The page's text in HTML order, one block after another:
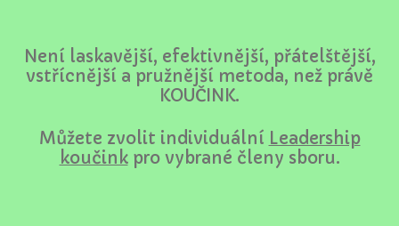
Není laskavější, efektivnější, přátelštější,
vstřícnější a pružnější metoda, než právě
KOUČINK.
Můžete zvolit individuální Leadership
koučinkpro vybrané členy sboru.